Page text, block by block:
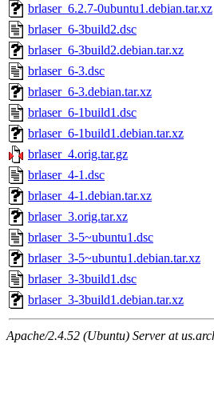
brlaser_6.2.7-0ubuntu1.debian.tar.xz
brlaser_6-3build2.dsc
brlaser_6-3build2.debian.tar.xz
brlaser_6-3.dsc
brlaser_6-3.debian.tar.xz
brlaser_6-1build1.dsc
brlaser_6-1build1.debian.tar.xz
brlaser_4.orig.tar.gz
brlaser_4-1.dsc
brlaser_4-1.debian.tar.xz
brlaser_3.orig.tar.xz
brlaser_3-5~ubuntu1.dsc
brlaser_3-5~ubuntu1.debian.tar.xz
brlaser_3-3build1.dsc
brlaser_3-3build1.debian.tar.xz
Apache/2.4.52 (Ubuntu) Server at